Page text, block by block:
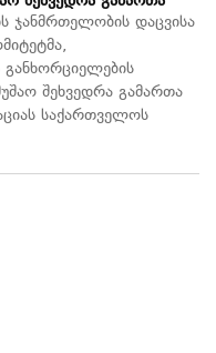
ჯანმრთელობის დაცვისა
შეხვედრა გამართა
საქართველოს